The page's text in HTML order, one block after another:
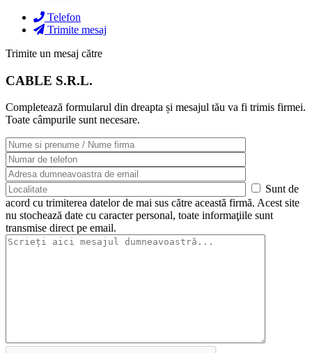
Telefon
Trimite mesaj
Trimite un mesaj către
CABLE S.R.L.
Completează formularul din dreapta și mesajul tău va fi trimis firmei.
Toate câmpurile sunt necesare.
Sunt de
acord cu trimiterea datelor de mai sus către această firmă. Acest site
nu stochează date cu caracter personal, toate informaţiile sunt
transmise direct pe email.